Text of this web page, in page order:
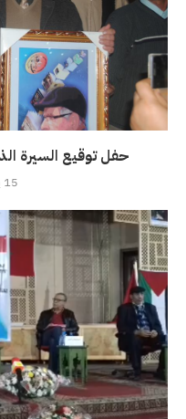
حفل توقيع السيرة
15 يناير، 2017